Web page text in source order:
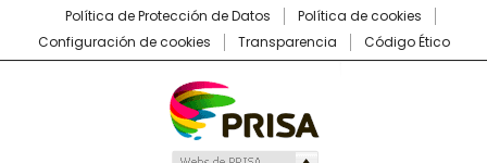
Política de Protección de Datos
Política de cookies
Configuración de cookies
Transparencia Código Ético